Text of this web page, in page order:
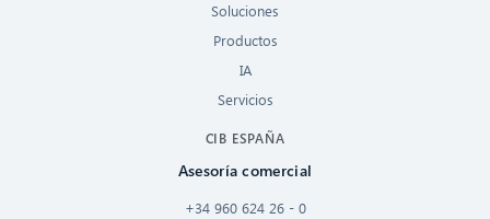
Soluciones
Productos
IA
Servicios
CIB ESPAÑA
Asesoría comercial
+34 960 624 26 - 0